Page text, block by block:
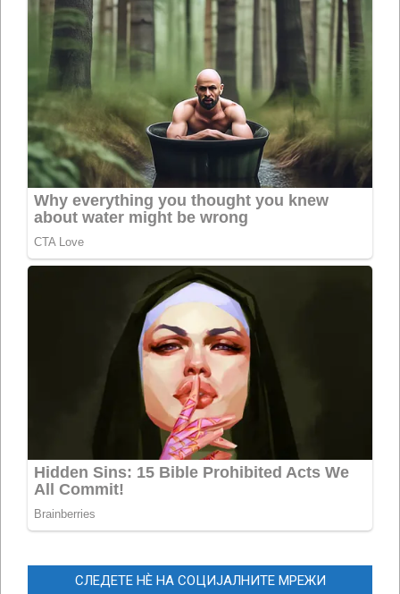
СЛЕДЕТЕ НЀ НА СОЦИЈАЛНИТЕ МРЕЖИ